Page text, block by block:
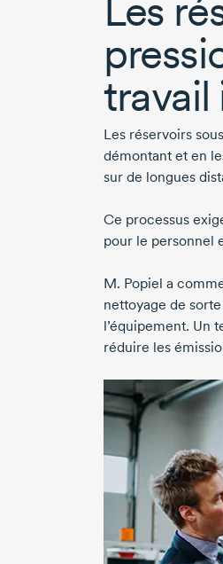
Les réservoirs
démontant et en
sur de longues
Ce processus
pour le personnel
M. Popiel a
nettoyage de
l’équipement. Un
réduire les